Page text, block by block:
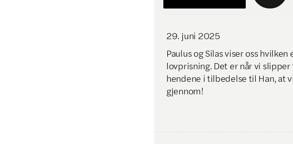
29. juni 2025
Paulus og Silas viser oss
lovprisning. Det er når vi
hendene i tilbedelse til Han, at
gjennom!